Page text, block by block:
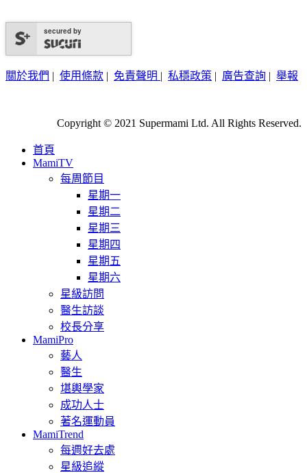
secured by
關於我們 | 使用條款 | 免責聲明 | 私穩政策 | 廣告查詢 | 舉報
Copyright © 2021 Supermami Ltd. All Rights Reserved.
首頁
MamiTV
每周節目
星期一
星期二
星期三
星期四
星期五
星期六
星級訪問
醫生訪談
校長分享
MamiPro
藝人
醫生
堪輿學家
成功人士
著名運動員
MamiTrend
每週好去處
星級追縱